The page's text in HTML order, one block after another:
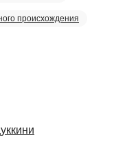
происхождения